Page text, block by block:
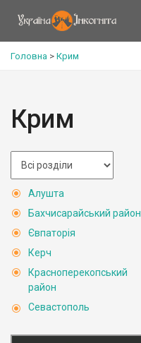
Головна > Крим
Крим
Алушта
Бахчисарайський район
Євпаторія
Керч
Красноперекопський
район
Севастополь